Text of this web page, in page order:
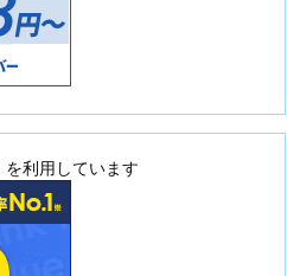
を利用しています